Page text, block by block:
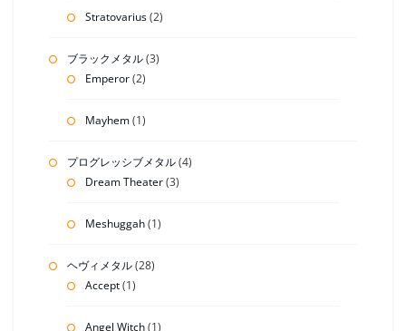
Stratovarius(2)
ブラックメタル(3)
Emperor(2)
Mayhem(1)
プログレッシブメタル(4)
Dream Theater(3)
Meshuggah(1)
ヘヴィメタル(28)
Accept(1)
Angel Witch(1)